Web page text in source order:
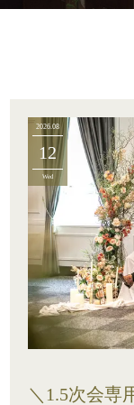
2026.08
12
Wed
＼1.5次会専